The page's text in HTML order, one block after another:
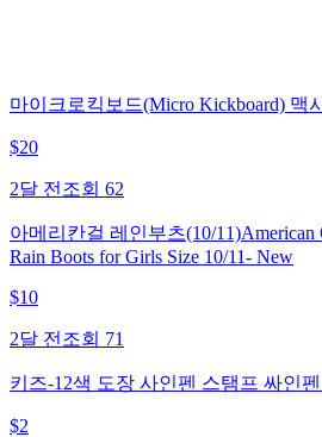
마이크로킥보드(Micro Kickboard) 맥
$20
2달 전 조회 62
아메리칸걸 레인부츠(10/11)American
Rain Boots for Girls Size 10/11- New
$10
2달 전 조회 71
키즈-12색 도장 사인펜 스탬프 싸인
$2